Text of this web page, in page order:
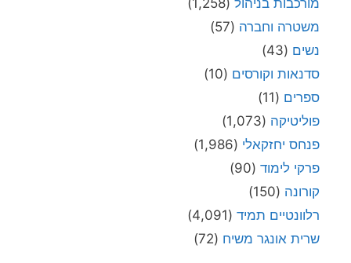
מורכבות בניהול (1,258)
משטרה וחברה (57)
נשים (43)
סדנאות וקורסים (10)
ספרים (11)
פוליטיקה (1,073)
פנחס יחזקאלי (1,986)
פרקי לימוד (90)
קורונה (150)
רלוונטיים תמיד (4,091)
שרית אונגר משיח (72)